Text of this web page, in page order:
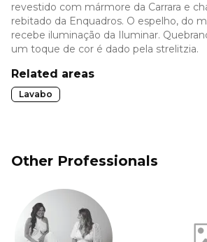
revestido com mármore da Carrara e
rebitado da Enquadros. O espelho, do
recebe iluminação da Iluminar.
um toque de cor é dado pela strelitzia.
Related areas
Lavabo
Other Professionals